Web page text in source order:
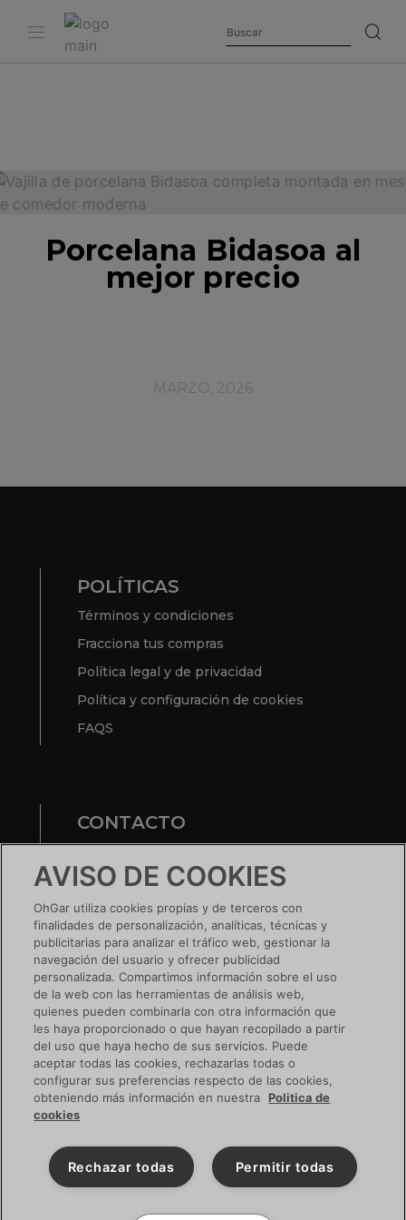
Porcelana Bidasoa al
mejor precio
MARZO, 2026
POLÍTICAS
Términos y condiciones
Fracciona tus compras
Política legal y de privacidad
Política y configuración de cookies
FAQS
CONTACTO
Nuestras tiendas
¿TIENES UNA EMPRESA?
Conoce tus ventajas
Si ya tienes cuenta: ACCEDE
SIGUENOS EN RRSS
AVISO DE COOKIES
OhGar utiliza cookies propias y de terceros con
finalidades de personalización, analíticas, técnicas y
publicitarias para analizar el tráfico web, gestionar la
navegación del usuario y ofrecer publicidad
personalizada. Compartimos información sobre el uso
de la web con las herramientas de análisis web,
quienes pueden combinarla con otra información que
les haya proporcionado o que hayan recopilado a partir
del uso que haya hecho de sus servicios. Puede
aceptar todas las cookies, rechazarlas todas o
configurar sus preferencias respecto de las cookies,
obteniendo más información en nuestra
Politica de
cookies
Permitir todas
Rechazar todas